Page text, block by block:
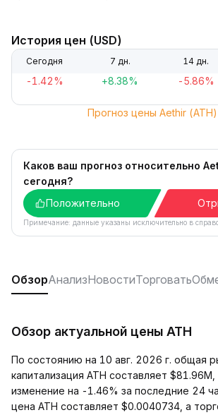
История цен (USD)
Сегодня 7 дн. 14 дн.
-1.42% +8.38% -5.86%
Прогноз цены Aethir (ATH)
Каков ваш прогноз относительно
сегодня?
Положительно
Примечание: данные указаны исключительно в
ОбзорАнализНовостиТорговать
Обзор актуальной цены ATH
По состоянию на 10 авг. 2026 г. общая
капитализация ATH составляет
изменение на -1.46% за последние 24
цена ATH составляет $0.0040734, а